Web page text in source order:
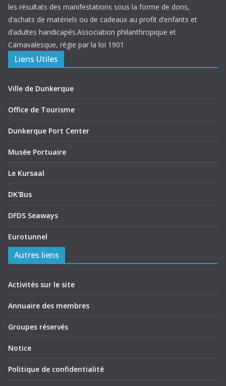
les résultats des manifestations sous la forme de dons,
d’achats de matériels ou de cadeaux au profit d’enfants et
d’adultes handicapés.Association philanthropique et
Carnavalesque, régie par la loi 1901
Liens Utiles
Ville de Dunkerque
Office de Tourisme
Dunkerque Port Center
Musée Portuaire
Le Kursaal
DK'Bus
DFDS Seaways
Eurotunnel
Autres liens
Activités sur le site
Annuaire des membres
Groupes réservés
Notice
Politique de confidentialité